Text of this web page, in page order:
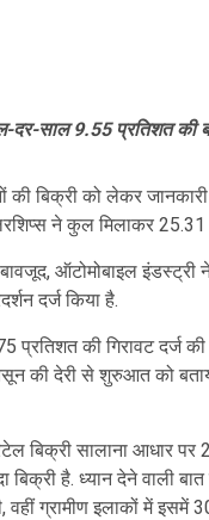
दर-साल 9.55 प्रतिशत की
बिक्री को लेकर जानकारी
ने कुल मिलाकर 25.31
ऑटोमोबाइल इंडस्ट्री ने
दर्ज किया है.
प्रतिशत की गिरावट दर्ज
की देरी से शुरुआत को
बिक्री सालाना आधार
है. ध्यान देने वाली बात
ग्रामीण इलाकों में इसमें